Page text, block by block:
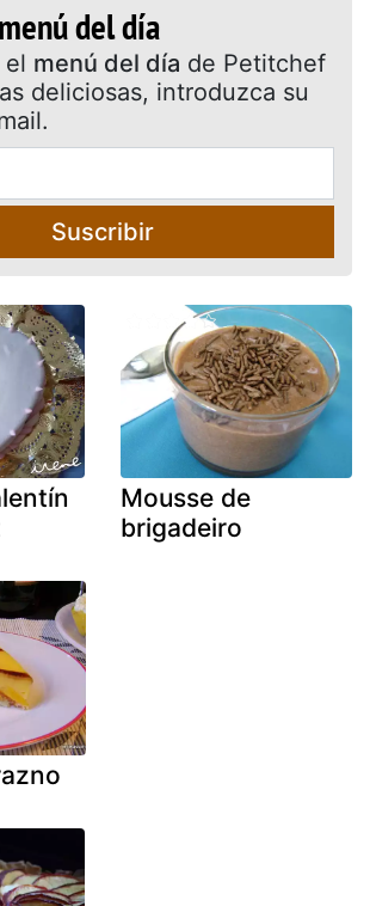
del día
el menú del día de Petitchef
deliciosas, introduzca su
Suscribir
Mousse de
brigadeiro